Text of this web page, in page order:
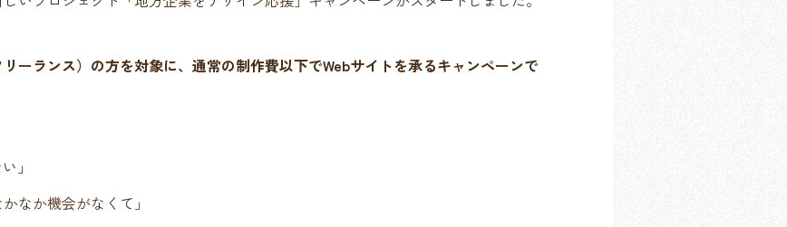
ーランス）の方を対象に、通常の制作費以下でWebサイトを承るキャンペーンで
」
なか機会がなくて」